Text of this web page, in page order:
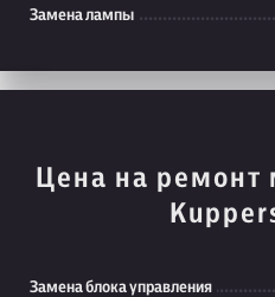
Замена лампы
Цена на ремонт
Замена блока управления